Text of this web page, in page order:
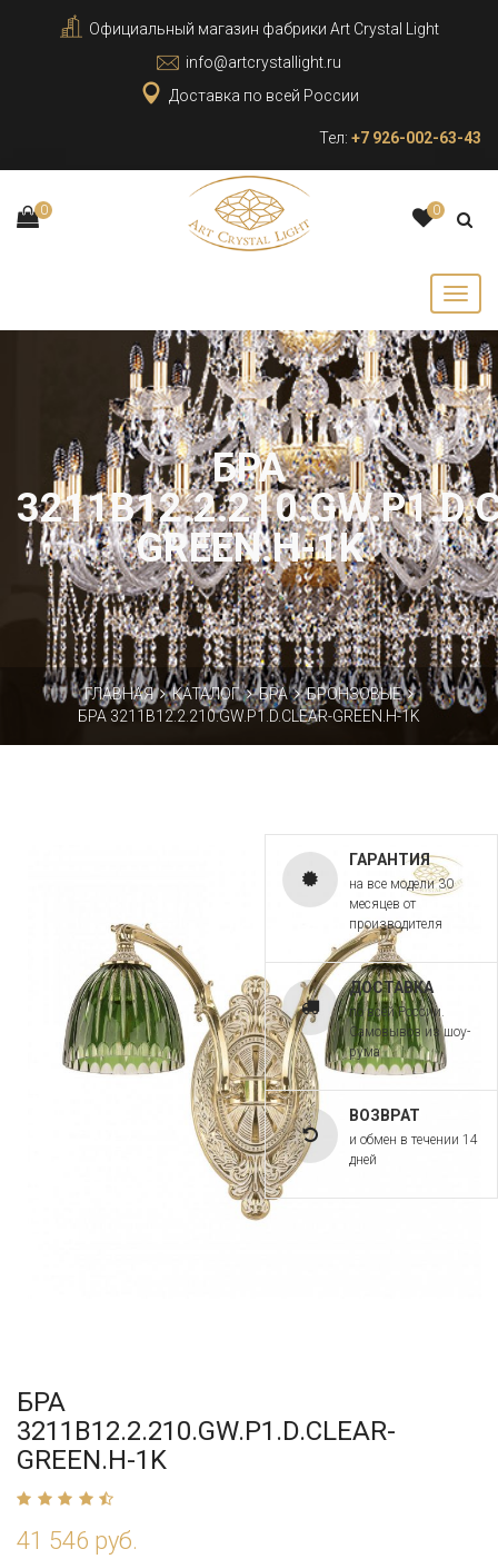
Официальный магазин фабрики Art Crystal Light
info@artcrystallight.ru
Доставка по всей России
Тел: +7 926-002-63-43
0 0
БРА
GREEN.H-1K
ГЛАВНАЯ КАТАЛОГ БРА
БРОНЗОВЫЕ
БРА 3211B12.2.210.GW.P1.D.CLEAR-GREEN.H-1K
БРА
3211B12.2.210.GW.P1.D.CLEAR-
GREEN.H-1K
41 546 руб.
ГАРАНТИЯ
на все модели 30
месяцев от
производителя
ДОСТАВКА
по всей России.
Самовывоз из шоу-
рума
ВОЗВРАТ
и обмен в течении 14
дней